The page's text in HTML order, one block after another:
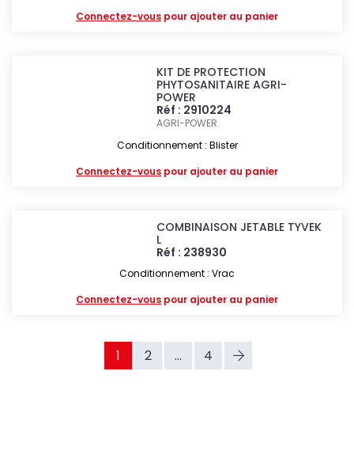
Connectez-vous pour ajouter au panier
KIT DE PROTECTION
PHYTOSANITAIRE AGRI-
POWER
Réf : 2910224
AGRI-POWER
Conditionnement : Blister
Connectez-vous pour ajouter au panier
COMBINAISON JETABLE TYVEK
L
Réf : 238930
Conditionnement : Vrac
Connectez-vous pour ajouter au panier
1 2 ... 4